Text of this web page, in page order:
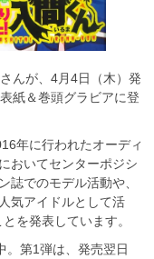
んが、4月4日（木）発
紙＆巻頭グラビアに登
年に行われたオーディ
おいてセンターポジシ
誌でのモデル活動や、
気アイドルとして活
を発表しています。
。第1弾は、発売翌日